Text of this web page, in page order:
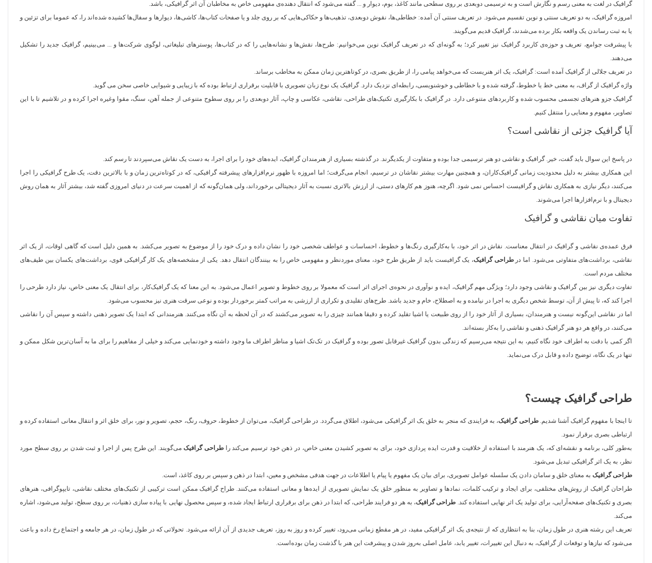
گرافیک در لغت به معنی رسم و نگارش است و به ترسیمی دوبعدی بر روی سطحی مانند کاغذ، بوم، دیوار و ... گفته می‌شود که انتقال دهنده‌ی مفهومی خاص به مخاطبان آن اثر گرافیکی‌، باشد.
امروزه گرافیک، به دو تعریف سنتی و نوین تقسیم می‌شود. در تعریف سنتی آن آمده: خطاطی‌ها، نقوش دوبعدی، تذهیب‌ها و حکاکی‌هایی که بر روی جلد و یا صفحات کتاب‌ها، کاشی‌ها، دیوارها و سفال‌ها کشیده ‌شده‌اند را، که عموما برای تزئین و
یا به ثبت رساندن یک واقعه بکار برده می‌شدند، گرافیک قدیم می‌گویند.
با پیشرفت جوامع، تعریف و حوزه‌ی کاربرد گرافیک نیز تغییر کرد؛ به گونه‌ای که در تعریف گرافیک نوین می‌خوانیم: طرح‌ها، نقش‌ها و نشانه‌هایی را که در کتاب‌ها، پوسترهای تبلیغاتی، لوگوی شرکت‌ها و ... می‌بینیم، گرافیک جدید را تشکیل
می‌دهند.
در تعریف جلالی از گرافیک آمده است: گرافیک، یک اثر هنریست که می‌خواهد پیامی را، از طریق بصری، در کوتاهترین زمان ممکن به مخاطب برساند.
واژه گرافیک از گراف، به معنی خط یا خطوط، گرفته شده و با خطاطی و خوشنویسی، رابطه‌ای نزدیک دارد. گرافیک یک نوع زبان تصویری با قابلیت برقراری ارتباط بوده که با زیبایی و شیوایی خاصی سخن می گوید.
گرافیک جزو هنرهای تجسمی محسوب شده و کاربردهای متنوعی دارد. در گرافیک با بکارگیری تکنیک‌های طراحی، نقاشی، عکاسی و چاپ، آثار دوبعدی را بر روی سطوح متنوعی از جمله آهن، سنگ، مقوا وغیره اجرا کرده و در تلاشیم تا با این
تصاویر، مفهوم و معنایی را منتقل کنیم.
آیا گرافیک جزئی از نقاشی است؟
در پاسخ این سوال باید گفت، خیر. گرافیک و نقاشی دو هنر ترسیمی جدا بوده و متفاوت از یکدیگرند. در گذشته بسیاری از هنرمندان گرافیک، ایده‌های خود را برای اجرا، به دست یک نقاش می‌سپردند تا رسم کند.
این همکاری بیشتر به دلیل محدودیت زمانی گرافیک‌کاران، و همچنین مهارت بیشتر نقاشان در ترسیم، انجام می‌گرفت؛ اما امروزه با ظهور نرم‌افزارهای پیشرفته گرافیکی، که در کوتاه‌ترین زمان و با بالاترین دقت، یک طرح گرافیکی را اجرا
می‌کنند، دیگر نیازی به همکاری نقاش و گرافیست احساس نمی شود. اگرچه، هنوز هم کارهای دستی، از ارزش بالاتری نسبت به آثار دیجیتالی برخورداند، ولی همان‌گونه که از اهمیت سرعت در دنیای امروزی گفته شد، بیشتر آثار به همان روش
دیجیتال و با نرم‌افزارها اجرا می‌شوند.
تفاوت‌ میان نقاشی و گرافیک
فرق عمده‌ی نقاشی و گرافیک در انتقال معناست. نقاش در اثر خود، با به‌کارگیری رنگ‌ها و خطوط، احساسات و عواطف شخصی خود را نشان‌ داده و درک خود را از موضوع به تصویر می‌کشد. به همین دلیل است که گاهی اوقات، از یک اثر
نقاشی، برداشت‌های متفاوتی می‌شود. اما درطراحی گرافیک، یک گرافیست باید از طریق طرح خود، معنای موردنظر و مفهومی خاص را به بینندگان انتقال دهد. یکی از مشخصه‌های یک کار گرافیکی قوی، برداشت‌های یکسان بین طیف‌های
مختلف مردم است.
تفاوت دیگری نیز بین گرافیک و نقاشی وجود دارد؛ ویژگی مهم گرافیک، ایده و نوآوری در نحوه‌ی اجرای اثر است که معمولا بر روی خطوط و تصویر اعمال می‌شود. به این معنا که یک گرافیک‌کار، برای انتقال یک معنی خاص، نیاز دارد طرحی را
اجرا کند که، تا پیش از آن، توسط شخص دیگری به اجرا در نیامده و به اصطلاح، خام و جدید باشد. طرح‌های تقلیدی و تکراری از ارزشی به مراتب کمتر برخوردار بوده و نوعی سرقت هنری نیز محسوب می‌شود.
اما در نقاشی این‌گونه نیست و هنرمندان، بسیاری از آثار خود را از روی طبیعت یا اشیا تقلید کرده و دقیقا همانند چیزی را به تصویر می‌کشند که در آن لحظه به آن نگاه می‌کنند. هنرمندانی که ابتدا یک تصویر ذهنی داشته و سپس آن را نقاشی
می‌کنند، در واقع هر دو هنر گرافیک ذهنی و نقاشی را به‌کار بسته‌اند.
اگر کمی با دقت به اطراف خود نگاه کنیم، به این نتیجه می‌رسیم که زندگی بدون گرافیک غیرقابل تصور بوده و گرافیک در تک‌تک اشیا و مناظر اطراف ما وجود داشته و خودنمایی می‌کند و خیلی از مفاهیم را برای ما به آسان‌ترین شکل ممکن و
تنها در یک نگاه، توضیح داده و قابل درک می‌نماید.
طراحی گرافیک چیست؟
تا اینجا با مفهوم گرافیک آشنا شدیم.طراحی گرافیک، به فرایندی که منجر به خلق یک اثر گرافیکی می‌شود، اطلاق می‌گردد. در طراحی گرافیک، می‌توان از خطوط، حروف، رنگ، حجم، تصویر و نور، برای خلق اثر و انتقال معانی استفاده کرده و
ارتباطی بصری برقرار نمود.
به‌طور کلی، برنامه و نقشه‌ای که، یک هنرمند با استفاده از خلاقیت و قدرت ایده ‌پردازی خود، برای به تصویر کشیدن معنی خاص، در ذهن خود ترسیم می‌کند را طراحی گرافیکمی‌گویند. این طرح پس از اجرا و ثبت شدن بر روی سطح مورد
نظر، به یک اثر گرافیکی تبدیل می‌شود.
طراحی گرافیک به معنای خلق و سامان دادن یک سلسله عوامل تصویری، برای بیان یک مفهوم یا پیام یا اطلاعات در جهت هدفی مشخص و معین، ابتدا در ذهن و سپس بر روی کاغذ، است.
طراحان گرافیک از روش‌های مختلفی، برای ایجاد و ترکیب کلمات، نمادها و تصاویر به منظور خلق یک نمایش تصویری از ایده‌ها و معانی استفاده می‌کنند. طراح گرافیک ممکن است ترکیبی از تکنیک‌های مختلف نقاشی، تایپوگرافی، هنرهای
بصری و تکنیک‌های صفحه‌آرایی، برای تولید یک اثر نهایی استفاده کند. طراحی گرافیک، به هر دو فرایند طراحی، که ابتدا در ذهن برای برقراری ارتباط ایجاد شده، و سپس محصول نهایی با پیاده سازی ذهنیات، بر روی سطح، تولید می‌شود، اشاره
می‌کند.
تعریف این رشته هنری در طول زمان، بنا به انتظاری که از نتیجه‌ی یک اثر گرافیکی مفید، در هر مقطع زمانی می‌رود، تغییر کرده و روز به روز، تعریف جدیدی از آن ارائه می‌شود. تحولاتی که در طول زمان، در هر جامعه و اجتماع رخ داده و باعث
می‌شود که نیازها و توقعات از گرافیک، به دنبال این تغییرات، تغییر یابد، عامل اصلی به‌روز شدن و پیشرفت این هنر با گذشت زمان بوده‌است.